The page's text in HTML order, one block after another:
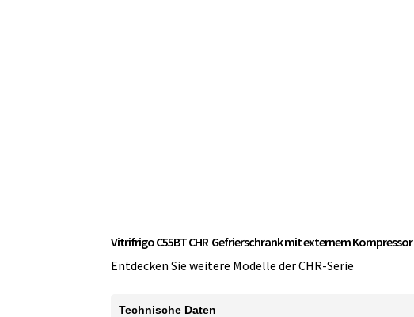
Vitrifrigo C55BT CHR Gefrierschrank mit externem Kompressor
Entdecken Sie weitere Modelle der CHR-Serie
Technische Daten